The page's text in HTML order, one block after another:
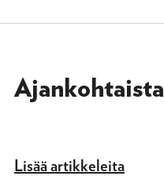
Ajankohtaista
Lisää artikkeleita